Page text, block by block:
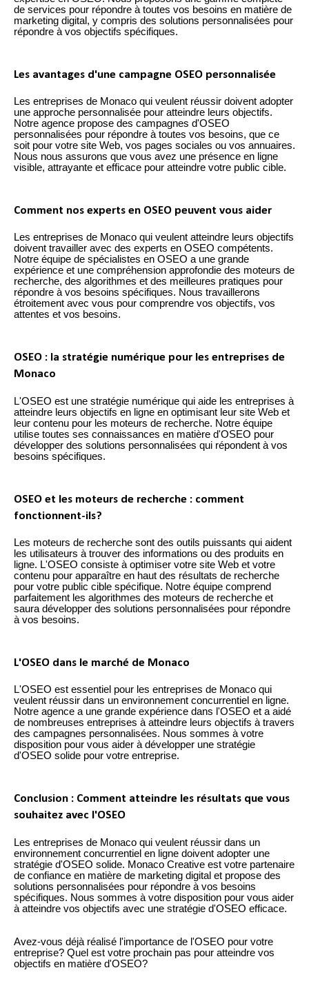
de services pour répondre à toutes vos besoins en matière de
marketing digital, y compris des solutions personnalisées pour
répondre à vos objectifs spécifiques.
Les avantages d'une campagne OSEO personnalisée
Les entreprises de Monaco qui veulent réussir doivent adopter
une approche personnalisée pour atteindre leurs objectifs.
Notre agence propose des campagnes d'OSEO
personnalisées pour répondre à toutes vos besoins, que ce
soit pour votre site Web, vos pages sociales ou vos annuaires.
Nous nous assurons que vous avez une présence en ligne
visible, attrayante et efficace pour atteindre votre public cible.
Comment nos experts en OSEO peuvent vous aider
Les entreprises de Monaco qui veulent atteindre leurs objectifs
doivent travailler avec des experts en OSEO compétents.
Notre équipe de spécialistes en OSEO a une grande
expérience et une compréhension approfondie des moteurs de
recherche, des algorithmes et des meilleures pratiques pour
répondre à vos besoins spécifiques. Nous travaillerons
étroitement avec vous pour comprendre vos objectifs, vos
attentes et vos besoins.
OSEO : la stratégie numérique pour les entreprises de
Monaco
L'OSEO est une stratégie numérique qui aide les entreprises à
atteindre leurs objectifs en ligne en optimisant leur site Web et
leur contenu pour les moteurs de recherche. Notre équipe
utilise toutes ses connaissances en matière d'OSEO pour
développer des solutions personnalisées qui répondent à vos
besoins spécifiques.
OSEO et les moteurs de recherche : comment
fonctionnent-ils?
Les moteurs de recherche sont des outils puissants qui aident
les utilisateurs à trouver des informations ou des produits en
ligne. L'OSEO consiste à optimiser votre site Web et votre
contenu pour apparaître en haut des résultats de recherche
pour votre public cible spécifique. Notre équipe comprend
parfaitement les algorithmes des moteurs de recherche et
saura développer des solutions personnalisées pour répondre
à vos besoins.
L'OSEO dans le marché de Monaco
L'OSEO est essentiel pour les entreprises de Monaco qui
veulent réussir dans un environnement concurrentiel en ligne.
Notre agence a une grande expérience dans l'OSEO et a aidé
de nombreuses entreprises à atteindre leurs objectifs à travers
des campagnes personnalisées. Nous sommes à votre
disposition pour vous aider à développer une stratégie
d'OSEO solide pour votre entreprise.
Conclusion : Comment atteindre les résultats que vous
souhaitez avec l'OSEO
Les entreprises de Monaco qui veulent réussir dans un
environnement concurrentiel en ligne doivent adopter une
stratégie d'OSEO solide. Monaco Creative est votre partenaire
de confiance en matière de marketing digital et propose des
solutions personnalisées pour répondre à vos besoins
spécifiques. Nous sommes à votre disposition pour vous aider
à atteindre vos objectifs avec une stratégie d'OSEO efficace.
Avez-vous déjà réalisé l'importance de l'OSEO pour votre
entreprise? Quel est votre prochain pas pour atteindre vos
objectifs en matière d'OSEO?